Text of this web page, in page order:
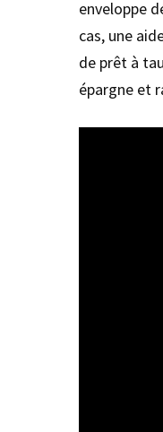
enveloppe
cas, une
de prêt à
épargne et